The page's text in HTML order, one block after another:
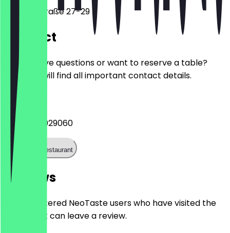
Theaterstraße 27-29
Contact
Do you have questions or want to reserve a table?
Here you will find all important contact details.
Phone
+4924140029060
Call the restaurant
Reviews
Only registered NeoTaste users who have visited the
restaurant can leave a review.